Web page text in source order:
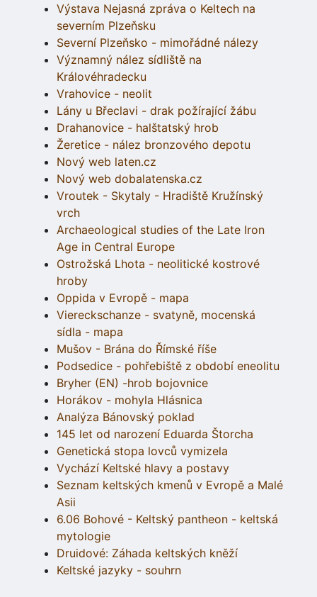
Výstava Nejasná zpráva o Keltech na
severním Plzeňsku
Severní Plzeňsko - mimořádné nálezy
Významný nález sídliště na
Královéhradecku
Vrahovice - neolit
Lány u Břeclavi - drak požírající žábu
Drahanovice - halštatský hrob
Žeretice - nález bronzového depotu
Nový web laten.cz
Nový web dobalatenska.cz
Vroutek - Skytaly - Hradiště Kružínský
vrch
Archaeological studies of the Late Iron
Age in Central Europe
Ostrožská Lhota - neolitické kostrové
hroby
Oppida v Evropě - mapa
Viereckschanze - svatyně, mocenská
sídla - mapa
Mušov - Brána do Římské říše
Podsedice - pohřebiště z období eneolitu
Bryher (EN) -hrob bojovnice
Horákov - mohyla Hlásnica
Analýza Bánovský poklad
145 let od narození Eduarda Štorcha
Genetická stopa lovců vymizela
Vychází Keltské hlavy a postavy
Seznam keltských kmenů v Evropě a Malé
Asii
6.06 Bohové - Keltský pantheon - keltská
mytologie
Druidové: Záhada keltských kněží
Keltské jazyky - souhrn